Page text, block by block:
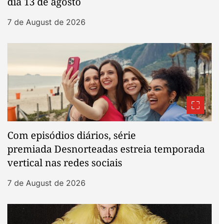
7 de August de 2026
Com episódios diários, série
premiada Desnorteadas estreia temporada
vertical nas redes sociais
7 de August de 2026